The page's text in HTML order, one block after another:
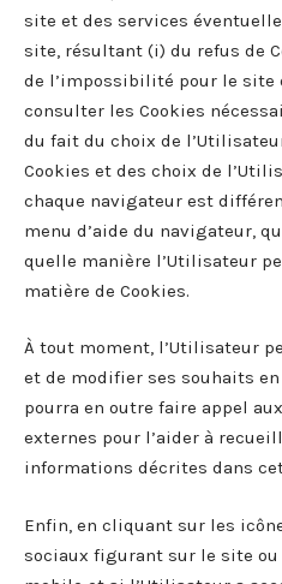
site et des services
site, résultant (i) du refus de
de l’impossibilité pour le site
consulter les Cookies
du fait du choix de
Cookies et des choix de
chaque navigateur est
menu d’aide du navigateur,
quelle manière l’Utilisateur
matière de Cookies.
À tout moment, l’Utilisateur
et de modifier ses souhaits
pourra en outre faire appel
externes pour l’aider à
informations décrites dans
Enfin, en cliquant sur les
sociaux figurant sur le site